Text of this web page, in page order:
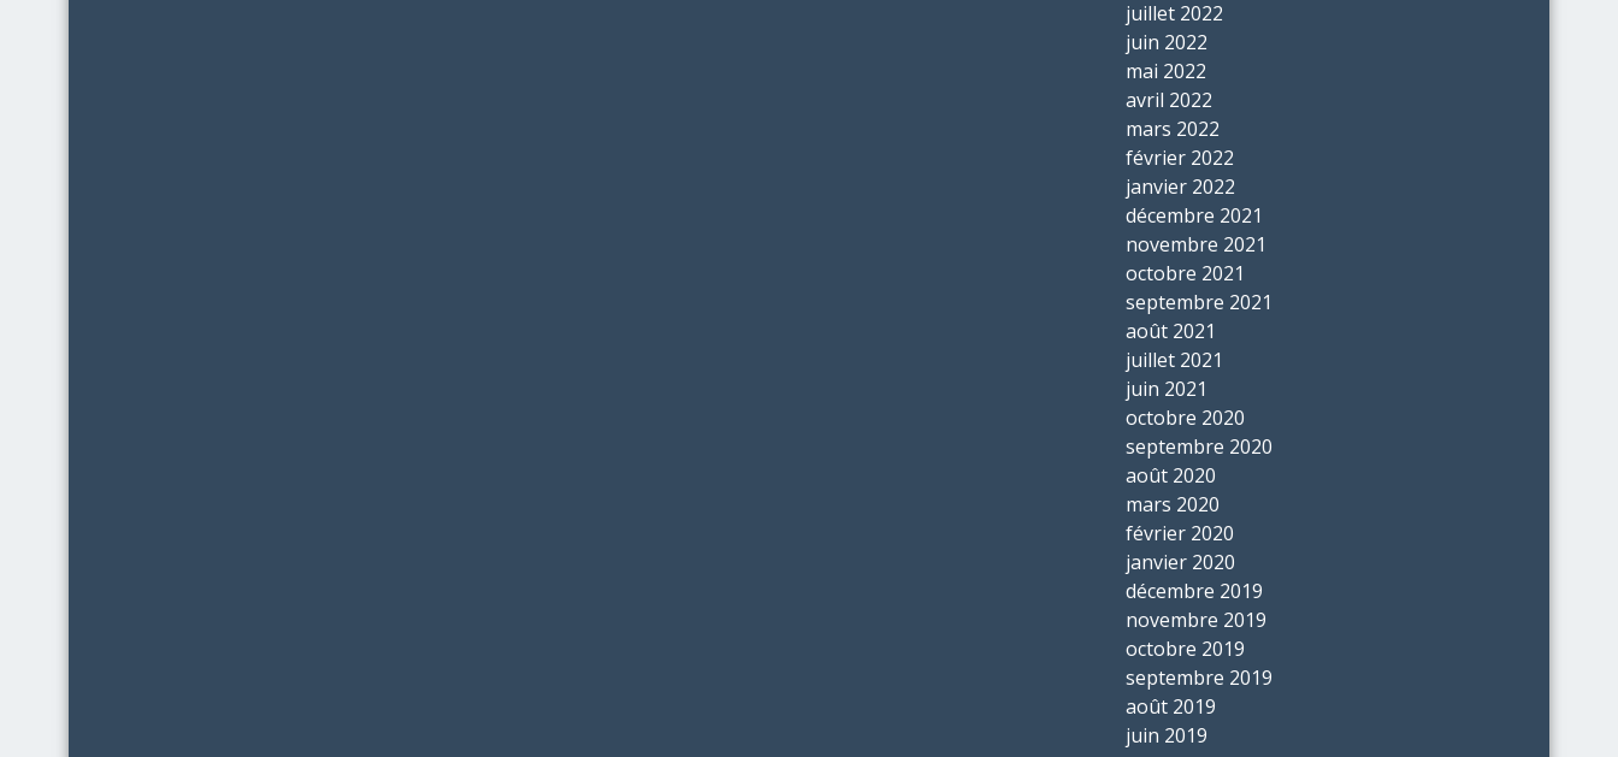
juillet 2022
juin 2022
mai 2022
avril 2022
mars 2022
février 2022
janvier 2022
décembre 2021
novembre 2021
octobre 2021
septembre 2021
août 2021
juillet 2021
juin 2021
octobre 2020
septembre 2020
août 2020
mars 2020
février 2020
janvier 2020
décembre 2019
novembre 2019
octobre 2019
septembre 2019
août 2019
juin 2019